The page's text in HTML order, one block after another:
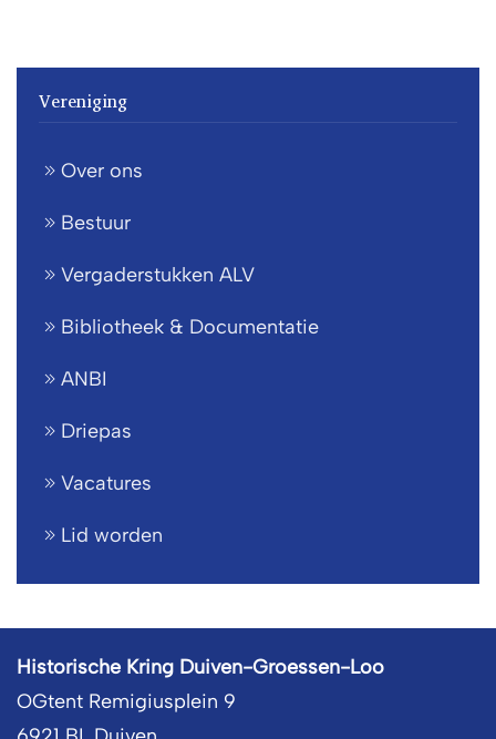
Vereniging
Over ons
Bestuur
Vergaderstukken ALV
Bibliotheek & Documentatie
ANBI
Driepas
Vacatures
Lid worden
Historische Kring Duiven-Groessen-Loo
OGtent Remigiusplein 9